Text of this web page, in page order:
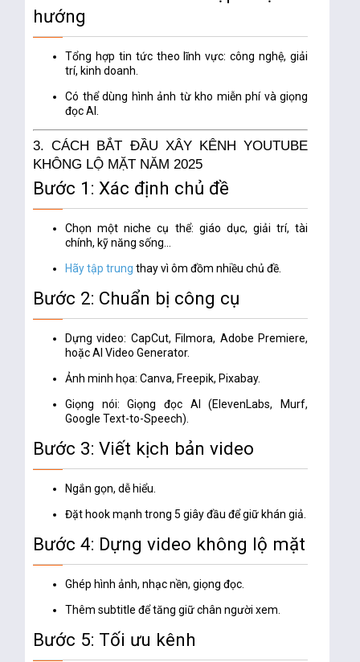
hướng
Tổng hợp tin tức theo lĩnh vực: công nghệ, giải
trí, kinh doanh.
Có thể dùng hình ảnh từ kho miễn phí và giọng
đọc AI.
3. CÁCH BẮT ĐẦU XÂY KÊNH YOUTUBE
KHÔNG LỘ MẶT NĂM 2025
Bước 1: Xác định chủ đề
Chọn một niche cụ thể: giáo dục, giải trí, tài
chính, kỹ năng sống…
Hãy tập trung thay vì ôm đồm nhiều chủ đề.
Bước 2: Chuẩn bị công cụ
Dựng video: CapCut, Filmora, Adobe Premiere,
hoặc AI Video Generator.
Ảnh minh họa: Canva, Freepik, Pixabay.
Giọng nói: Giọng đọc AI (ElevenLabs, Murf,
Google Text-to-Speech).
Bước 3: Viết kịch bản video
Ngắn gọn, dễ hiểu.
Đặt hook mạnh trong 5 giây đầu để giữ khán giả.
Bước 4: Dựng video không lộ mặt
Ghép hình ảnh, nhạc nền, giọng đọc.
Thêm subtitle để tăng giữ chân người xem.
Bước 5: Tối ưu kênh